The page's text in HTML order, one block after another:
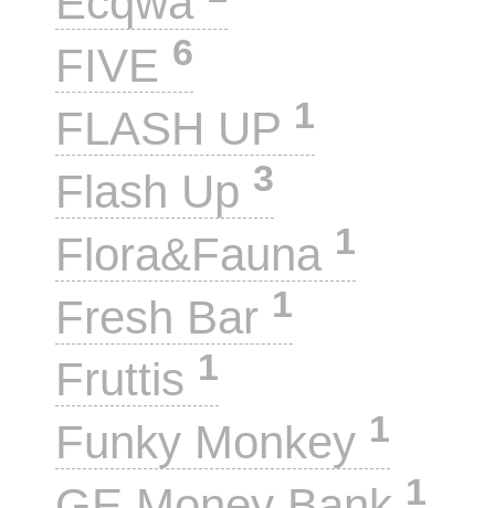
FIVE 6
FLASH UP 1
Flash Up 3
Flora&Fauna 1
Fresh Bar 1
Fruttis 1
Funky Monkey 1
1